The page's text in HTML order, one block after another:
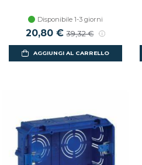
Disponibile 1-3 giorni
Prezzo scontato
20,80 € Prezzo di listino
39,32 €
AGGIUNGI AL CARRELLO